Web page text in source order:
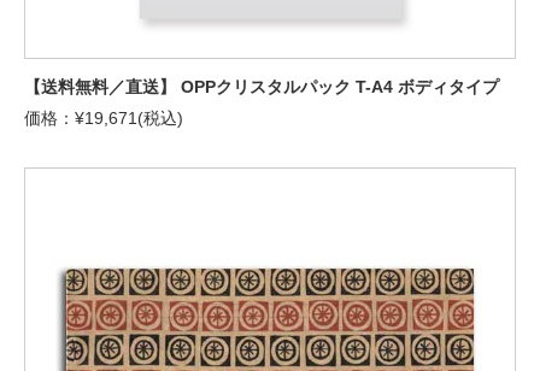
【送料無料／直送】 OPPクリスタルパック T-A4 ボディタイプ
価格：¥19,671(税込)